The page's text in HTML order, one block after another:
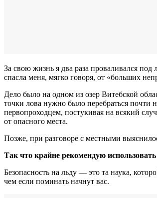
За свою жизнь я два раза проваливался
спасла меня, мягко говоря, от «больших
Дело было на одном из озер Витебской
точки лова нужно было перебраться почти
первопроходцем, постукивая на всякий
от опасного места.
Позже, при разговоре с местными
Так что крайне рекомендую
Безопасность на льду — это та наука,
чем если поминать начнут вас.